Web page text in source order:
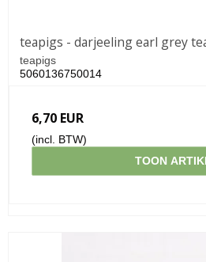
teapigs - darjeeling earl grey
teapigs
5060136750014
6,70 EUR
(incl. BTW)
TOON